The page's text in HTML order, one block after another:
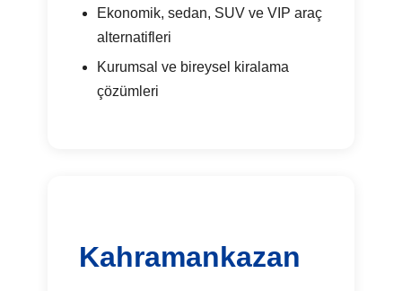
Ekonomik, sedan, SUV ve VIP araç
alternatifleri
Kurumsal ve bireysel kiralama
çözümleri
Kahramankazan